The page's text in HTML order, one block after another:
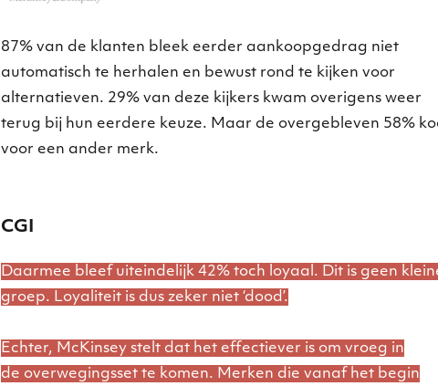
87% van de klanten bleek eerder aankoopgedrag niet
automatisch te herhalen en bewust rond te kijken voor
alternatieven. 29% van deze kijkers kwam overigens weer
terug bij hun eerdere keuze. Maar de overgebleven 58%
voor een ander merk.
CGI
Daarmee bleef uiteindelijk 42% toch loyaal. Dit is geen
groep. Loyaliteit is dus zeker niet ‘dood’.
Echter, McKinsey stelt dat het effectiever is om vroeg in
de overwegingsset te komen. Merken die vanaf het begin